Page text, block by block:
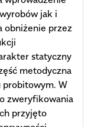
jak i
obniżenie przez
statyczny
metodyczna
probitowym. W
zweryfikowania
przyjęto